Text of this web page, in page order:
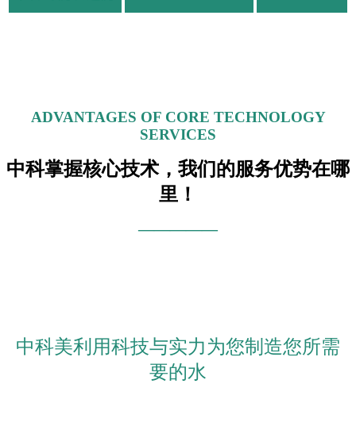
ADVANTAGES OF CORE TECHNOLOGY
SERVICES
中科掌握核心技术，我们的服务优势在哪
里！
—————
中科美利用科技与实力为您制造您所需
要的水